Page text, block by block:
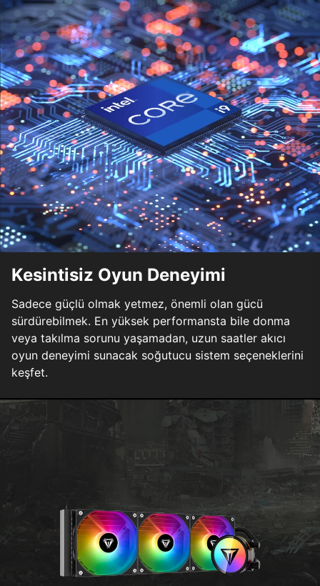
Kesintisiz Oyun Deneyimi
Sadece güçlü olmak yetmez, önemli olan gücü
sürdürebilmek. En yüksek performansta bile donma
veya takılma sorunu yaşamadan, uzun saatler akıcı
oyun deneyimi sunacak soğutucu sistem seçeneklerini
keşfet.